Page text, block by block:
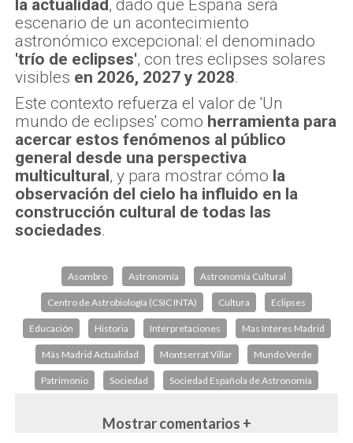
Este proyecto cobraespecial relevancia en
la actualidad , dado que España será
escenario de un acontecimiento
astronómico excepcional: el denominado
'trío de eclipses', con tres eclipses solares
visiblesen 2026, 2027 y 2028 .
Este contexto refuerza el valor de 'Un
mundo de eclipses' comoherramienta para
acercar estos fenómenos al público
general desde una perspectiva
multicultural, y para mostrar cómola
observación del cielo ha influido en la
construcción cultural de todas las
Asombro Astronomía Astronomía Cultural
Centro de Astrobiología (CSIC INTA) Cultura Eclipses
Educación Historia Interpretaciones Mas Interes Madrid
Más Madrid Actualidad Montserrat Villar Mundo Verde